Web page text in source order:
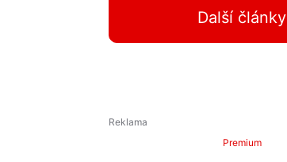
Další články
Premium